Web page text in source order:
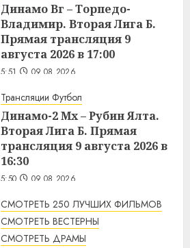
Динамо Вг – Торпедо-
Владимир. Вторая Лига Б.
Прямая трансляция 9
августа 2026 в 17:00
5:51 09.08.2026
Трансляции Футбол
Динамо-2 Мх – Рубин Ялта.
Вторая Лига Б. Прямая
трансляция 9 августа 2026 в
16:30
5:50 09.08.2026
СМОТРЕТЬ 250 ЛУЧШИХ ФИЛЬМОВ
СМОТРЕТЬ ВЕСТЕРНЫ
СМОТРЕТЬ ДРАМЫ